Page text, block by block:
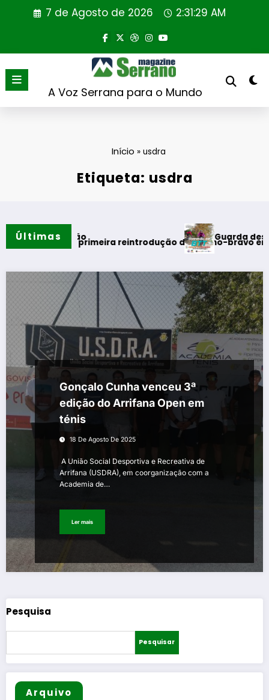
7 de Agosto de 2026 2:31:29 AM
A Voz Serrana para o Mundo
Início » usdra
Etiqueta: usdra
Últimas
do verão
realiza primeira reintrodução de coelho-bravo em área
Guarda desafia
Gonçalo Cunha venceu 3ª
edição do Arrifana Open em
ténis
18 De Agosto De 2025
A União Social Desportiva e Recreativa de
Arrifana (USDRA), em coorganização com a
Academia de…
Ler mais
Pesquisa
Pesquisar
Arquivo